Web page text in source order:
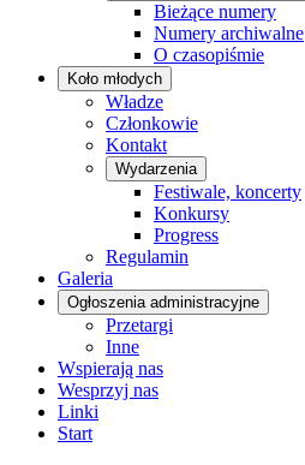
Bieżące numery
Numery archiwalne
O czasopiśmie
Koło młodych
Władze
Członkowie
Kontakt
Wydarzenia
Festiwale, koncerty
Konkursy
Progress
Regulamin
Galeria
Ogłoszenia administracyjne
Przetargi
Inne
Wspierają nas
Wesprzyj nas
Linki
Start